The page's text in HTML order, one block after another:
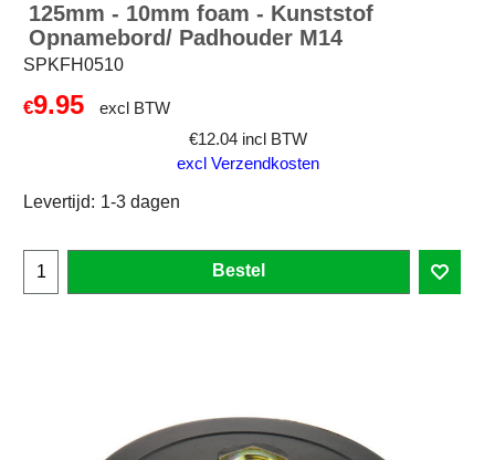
125mm - 10mm foam - Kunststof
Opnamebord/ Padhouder M14
SPKFH0510
€9.95
excl BTW
€12.04 incl BTW
excl Verzendkosten
Levertijd: 1-3 dagen
Bestel